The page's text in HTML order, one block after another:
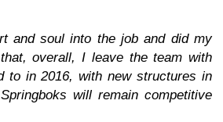
and soul into the job and did my
overall, I leave the team with
to in 2016, with new structures in
will remain competitive